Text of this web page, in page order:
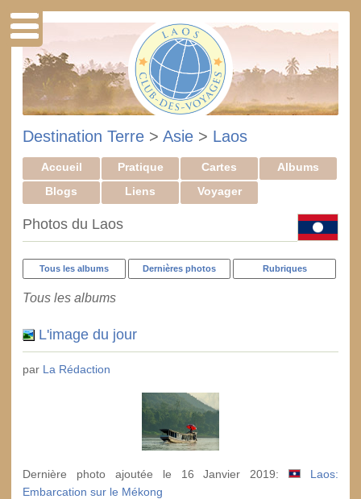
Destination Terre > Asie > Laos
Accueil Pratique Cartes
Albums
Blogs
Liens Voyager
Photos du Laos
Tous les albums Dernières photos Rubriques
Tous les albums
L'image du jour
par La Rédaction
Dernière photo ajoutée le 16 Janvier 2019:
Laos:
Embarcation sur le Mékong